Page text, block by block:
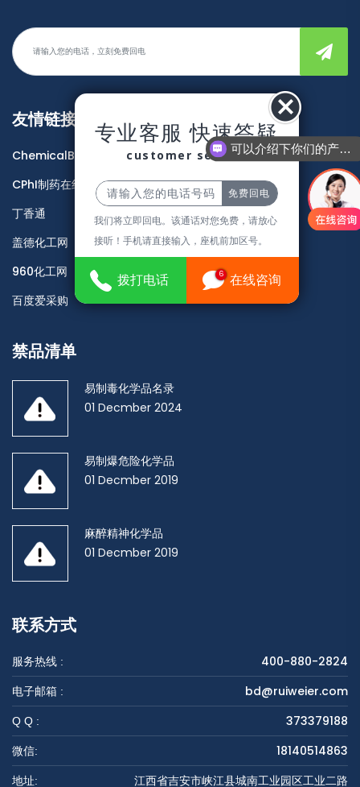
专业客服 快速答疑
customer service
我们将立即回电。该通话对您免费，请放心
接听！手机请直接输入，座机前加区号。
拨打电话 6 在线咨询
友情链接
ChemicalBook
CPhI制药在线
丁香通
盖德化工网
960化工网
百度爱采购
禁品清单
易制毒化学品名录
01 Decmber 2024
易制爆危险化学品
01 Decmber 2019
麻醉精神化学品
01 Decmber 2019
联系方式
服务热线 : 400-880-2824
电子邮箱 : bd@ruiweier.com
Q Q : 373379188
微信: 18140514863
地址: 江西省吉安市峡江县城南工业园区工业二路
可以介绍下你们的产品么